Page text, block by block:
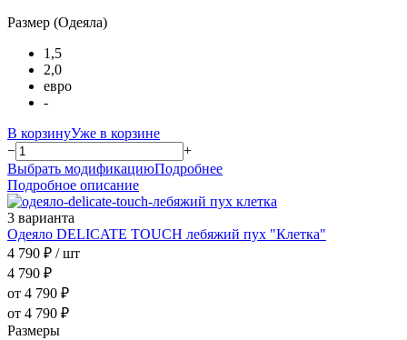
Размер (Одеяла)
1,5
2,0
евро
-
В корзинуУже в корзине
−
+
Выбрать модификациюПодробнее
Подробное описание
3 варианта
Одеяло DELICATE TOUCH лебяжий пух "Клетка"
4 790 ₽ / шт
4 790 ₽
от 4 790 ₽
от 4 790 ₽
Размеры